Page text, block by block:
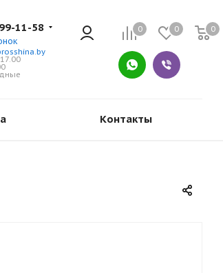
0 0 0
11-58
Контакты